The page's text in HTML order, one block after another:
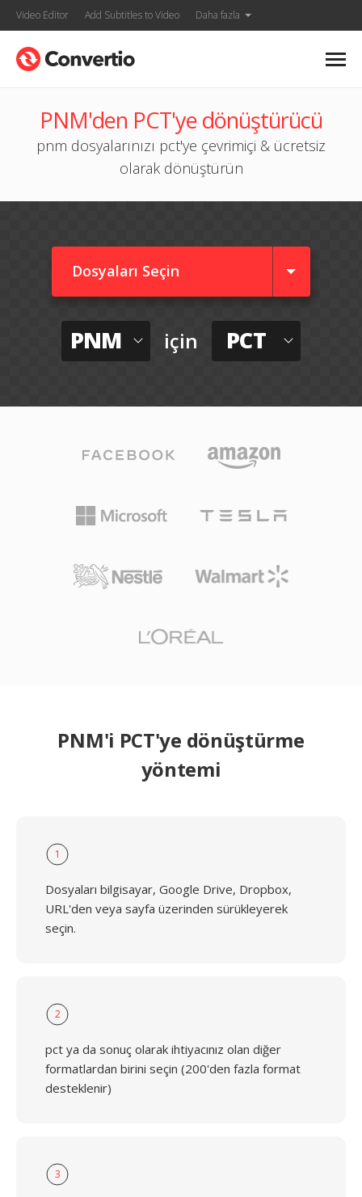
Video Editor Add Subtitles to Video Daha fazla
PNM'den PCT'ye dönüştürücü
pnm dosyalarınızı pct'ye çevrimiçi & ücretsiz
olarak dönüştürün
Dosyaları Seçin
PNM için PCT
PNM'i PCT'ye dönüştürme
yöntemi
1
Dosyaları bilgisayar, Google Drive, Dropbox,
URL'den veya sayfa üzerinden sürükleyerek
seçin.
2
pct ya da sonuç olarak ihtiyacınız olan diğer
formatlardan birini seçin (200'den fazla format
desteklenir)
3